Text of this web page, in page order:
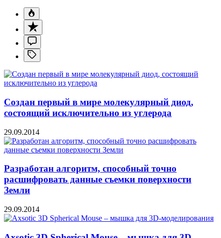
Создан первый в мире молекулярный диод,
состоящий исключительно из углерода
29.09.2014
Разработан алгоритм, способный точно
расшифровать данные съемки поверхности
Земли
29.09.2014